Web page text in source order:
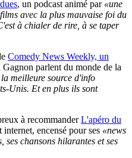
, un podcast animé par «une
avec la plus mauvaise foi du
à chialer de rire, à se taper
Comedy News Weekly, un
parlent du monde de la
meilleure source d'info
Unis. Et en plus ils sont
à recommanderL'apéro du
encensé pour ses «news
ses chansons hilarantes et ses